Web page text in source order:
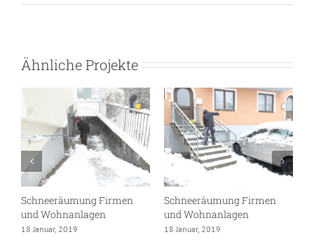
Ähnliche Projekte
Schneeräumung Firmen
und Wohnanlagen
18 Januar, 2019
Schneeräumung Firmen
und Wohnanlagen
18 Januar, 2019